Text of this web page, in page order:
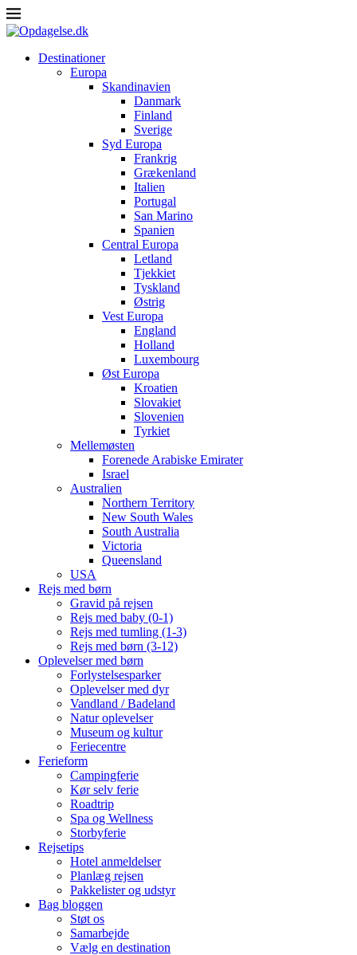
Destinationer
Europa
Skandinavien
Danmark
Finland
Sverige
Syd Europa
Frankrig
Grækenland
Italien
Portugal
San Marino
Spanien
Central Europa
Letland
Tjekkiet
Tyskland
Østrig
Vest Europa
England
Holland
Luxembourg
Øst Europa
Kroatien
Slovakiet
Slovenien
Tyrkiet
Mellemøsten
Forenede Arabiske Emirater
Israel
Australien
Northern Territory
New South Wales
South Australia
Victoria
Queensland
USA
Rejs med børn
Gravid på rejsen
Rejs med baby (0-1)
Rejs med tumling (1-3)
Rejs med børn (3-12)
Oplevelser med børn
Forlystelsesparker
Oplevelser med dyr
Vandland / Badeland
Natur oplevelser
Museum og kultur
Feriecentre
Ferieform
Campingferie
Kør selv ferie
Roadtrip
Spa og Wellness
Storbyferie
Rejsetips
Hotel anmeldelser
Planlæg rejsen
Pakkelister og udstyr
Bag bloggen
Støt os
Samarbejde
Vælg en destination